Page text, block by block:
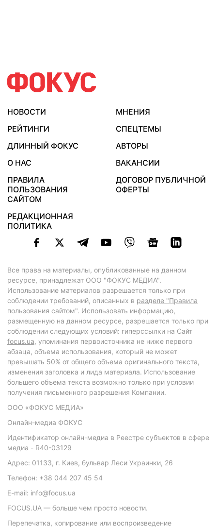
НОВОСТИ
МНЕНИЯ
РЕЙТИНГИ
СПЕЦТЕМЫ
ДЛИННЫЙ ФОКУС
АВТОРЫ
О НАС
ВАКАНСИИ
ПРАВИЛА
ПОЛЬЗОВАНИЯ
САЙТОМ
ДОГОВОР ПУБЛИЧНОЙ
ОФЕРТЫ
РЕДАКЦИОННАЯ
ПОЛИТИКА
Все права на материалы, опубликованные на данном
ресурсе, принадлежат ООО "ФОКУС МЕДИА".
Использование материалов разрешается только при
соблюдении требований, описанных в разделе "Правила
пользования сайтом". Использовать информацию,
размещенную на данном ресурсе, разрешается только при
соблюдении следующих условий: гиперссылки на Сайт
focus.ua, упоминания первоисточника не ниже первого
абзаца, объема использования, который не может
превышать 50% от общего объема оригинального текста,
изменения заголовка и лида материала. Использование
большего объема текста возможно только при условии
получения письменного разрешения Компании.
ООО «ФОКУС МЕДИА»
Онлайн-медиа ФОКУС
Идентификатор онлайн-медиа в Реестре субъектов в сфере
медиа - R40-03129
Адрес: 01133, г. Киев, бульвар Леси Украинки, 26
Телефон: +38 044 207 45 54
E-mail: info@focus.ua
FOCUS.UA — больше чем просто новости.
Перепечатка, копирование или воспроизведение